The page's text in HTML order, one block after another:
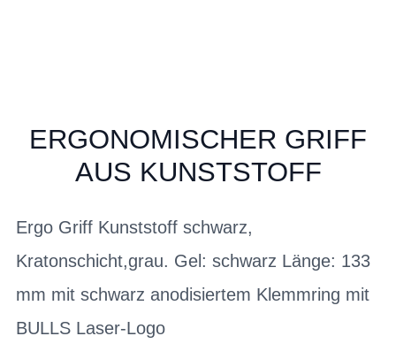
ERGONOMISCHER GRIFF
AUS KUNSTSTOFF
Ergo Griff Kunststoff schwarz,
Kratonschicht,grau. Gel: schwarz Länge: 133
mm mit schwarz anodisiertem Klemmring mit
BULLS Laser-Logo